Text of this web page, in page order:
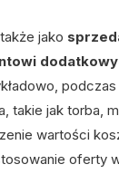
jako
takie jak torba,
wartości
oferty